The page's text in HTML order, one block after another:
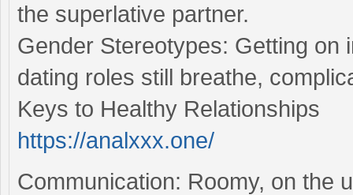
the superlative partner.
Gender Stereotypes: Getting on
dating roles still breathe,
Keys to Healthy Relationships
https://analxxx.one/
Communication: Roomy, on the